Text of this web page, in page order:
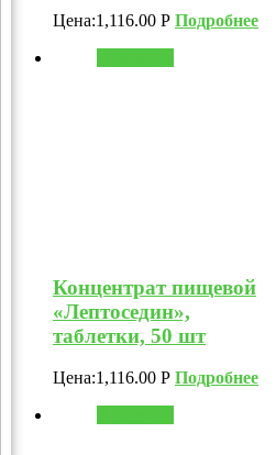
Цена:1,116.00 Р Подробнее
Концентрат пищевой
«Лептоседин»,
таблетки, 50 шт
Цена:1,116.00 Р Подробнее